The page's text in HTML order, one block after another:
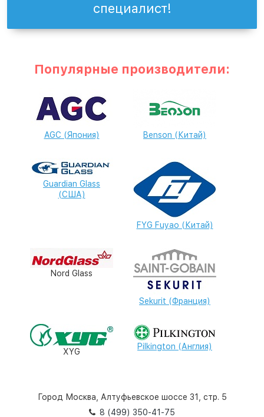
специалист!
Популярные производители:
AGC (Япония) Benson (Китай)
Guardian Glass
(США)
FYG Fuyao (Китай)
Nord Glass
Sekurit (Франция)
XYG
Pilkington (Англия)
Город Москва, Алтуфьевское шоссе 31, стр. 5
8 (499) 350-41-75